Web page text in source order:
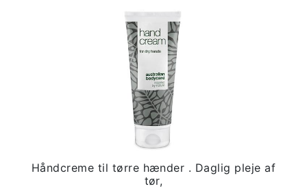
Håndcreme til tørre hænder . Daglig pleje af
tør,